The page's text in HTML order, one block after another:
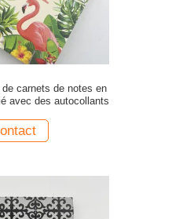
carnets de notes en
avec des autocollants